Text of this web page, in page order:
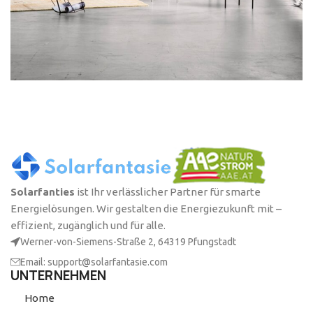
Solarfanties ist Ihr verlässlicher Partner für smarte
Energielösungen. Wir gestalten die Energiezukunft mit –
effizient, zugänglich und für alle.
Werner-von-Siemens-Straße 2, 64319 Pfungstadt
Email: support@solarfantasie.com
UNTERNEHMEN
Home